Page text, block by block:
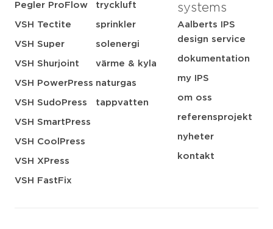
Pegler ProFlow
VSH Tectite
VSH Super
VSH Shurjoint
VSH PowerPress
VSH SudoPress
VSH SmartPress
VSH CoolPress
VSH XPress
VSH FastFix
tryckluft
sprinkler
solenergi
värme & kyla
naturgas
tappvatten
systems
Aalberts IPS
design service
dokumentation
my IPS
om oss
referensprojekt
nyheter
kontakt